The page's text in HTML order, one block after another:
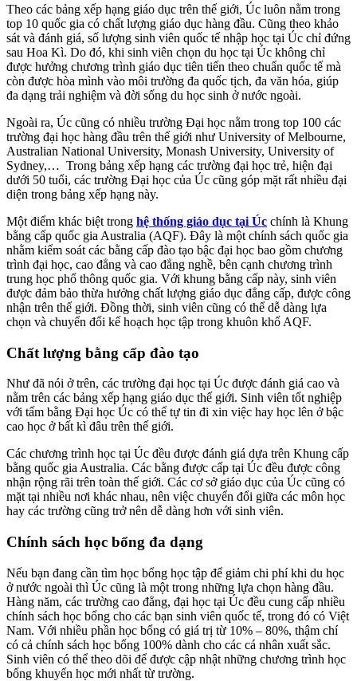
Theo các bảng xếp hạng giáo dục trên thế giới, Úc luôn nằm trong
top 10 quốc gia có chất lượng giáo dục hàng đầu. Cũng theo khảo
sát và đánh giá, số lượng sinh viên quốc tế nhập học tại Úc chỉ đứng
sau Hoa Kì. Do đó, khi sinh viên chọn du học tại Úc không chỉ
được hưởng chương trình giáo dục tiên tiến theo chuẩn quốc tế mà
còn được hòa mình vào môi trường đa quốc tịch, đa văn hóa, giúp
đa dạng trải nghiệm và đời sống du học sinh ở nước ngoài.
Ngoài ra, Úc cũng có nhiều trường Đại học nằm trong top 100 các
trường đại học hàng đầu trên thế giới như University of Melbourne,
Australian National University, Monash University, University of
Sydney,… Trong bảng xếp hạng các trường đại học trẻ, hiện đại
dưới 50 tuổi, các trường Đại học của Úc cũng góp mặt rất nhiều đại
diện trong bảng xếp hạng này.
Một điểm khác biệt trong hệ thống giáo dục tại Úc chính là Khung
bằng cấp quốc gia Australia (AQF). Đây là một chính sách quốc gia
nhằm kiểm soát các bằng cấp đào tạo bậc đại học bao gồm chương
trình đại học, cao đẳng và cao đẳng nghề, bên cạnh chương trình
trung học phổ thông quốc gia. Với khung bằng cấp này, sinh viên
được đảm bảo thừa hưởng chất lượng giáo dục đẳng cấp, được công
nhận trên thế giới. Đồng thời, sinh viên cũng có thể dễ dàng lựa
chọn và chuyển đổi kế hoạch học tập trong khuôn khổ AQF.
Chất lượng bằng cấp đào tạo
Như đã nói ở trên, các trường đại học tại Úc được đánh giá cao và
nằm trên các bảng xếp hạng giáo dục thế giới. Sinh viên tốt nghiệp
với tấm bằng Đại học Úc có thể tự tin đi xin việc hay học lên ở bậc
cao học ở bất kì đâu trên thế giới.
Các chương trình học tại Úc đều được đánh giá dựa trên Khung cấp
bằng quốc gia Australia. Các bằng được cấp tại Úc đều được công
nhận rộng rãi trên toàn thế giới. Các cơ sở giáo dục của Úc cũng có
mặt tại nhiều nơi khác nhau, nên việc chuyển đổi giữa các môn học
hay các trường cũng trở nên dễ dàng hơn với sinh viên.
Chính sách học bổng đa dạng
Nếu bạn đang cần tìm học bổng học tập để giảm chi phí khi du học
ở nước ngoài thì Úc cũng là một trong những lựa chọn hàng đầu.
Hàng năm, các trường cao đẳng, đại học tại Úc đều cung cấp nhiều
chính sách học bổng cho các bạn sinh viên quốc tế, trong đó có Việt
Nam. Với nhiều phần học bổng có giá trị từ 10% – 80%, thậm chí
có cả chính sách học bổng 100% dành cho các cá nhân xuất sắc.
Sinh viên có thể theo dõi để được cập nhật những chương trình học
bổng khuyến học mới nhất từ trường.